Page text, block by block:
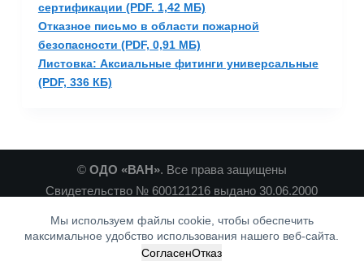
Мы используем файлы cookie, чтобы обеспечить
максимальное удобство использования нашего веб-сайта.
СогласенОтказ
сертификации (PDF. 1,42 МБ)
Отказное письмо в области пожарной
безопасности (PDF, 0,91 МБ)
Листовка: Аксиальные фитинги универсальные
(PDF, 336 КБ)
© ОДО «ВАН». Все права защищены
Свидетельство № 600121216 выдано 30.06.2000
Связаться с нами :)